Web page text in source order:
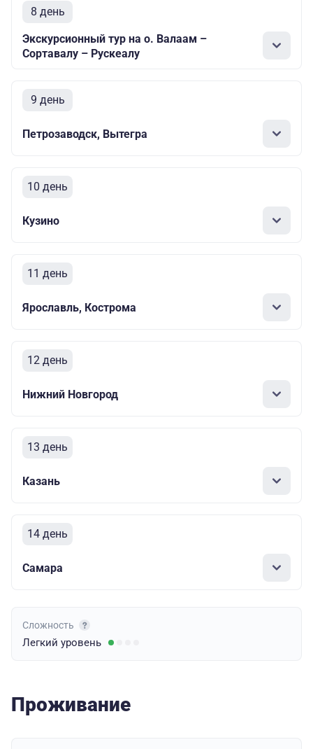
8 день
Экскурсионный тур на о. Валаам –
Сортавалу – Рускеалу
9 день
Петрозаводск, Вытегра
10 день
Кузино
11 день
Ярославль, Кострома
12 день
Нижний Новгород
13 день
Казань
14 день
Самара
Сложность
Легкий уровень
Проживание